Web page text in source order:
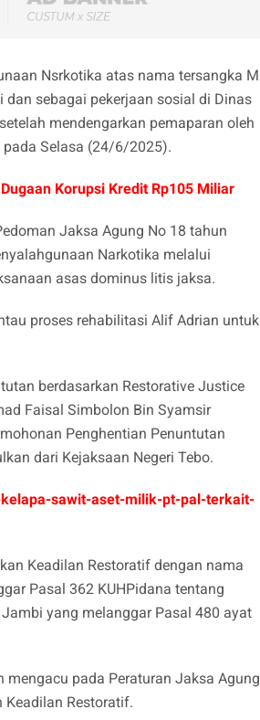
Nsrkotika atas nama tersangka M
sebagai pekerjaan sosial di Dinas
mendengarkan pemaparan oleh
pada Selasa (24/6/2025).
Korupsi Kredit Rp105 Miliar
Jaksa Agung No 18 tahun
Narkotika melalui
asas dominus litis jaksa.
proses rehabilitasi Alif Adrian untuk
berdasarkan Restorative Justice
Faisal Simbolon Bin Syamsir
Penghentian Penuntutan
dari Kejaksaan Negeri Tebo.
sawit-aset-milik-pt-pal-terkait-
Keadilan Restoratif dengan nama
Pasal 362 KUHPidana tentang
yang melanggar Pasal 480 ayat
pada Peraturan Jaksa Agung
Keadilan Restoratif.